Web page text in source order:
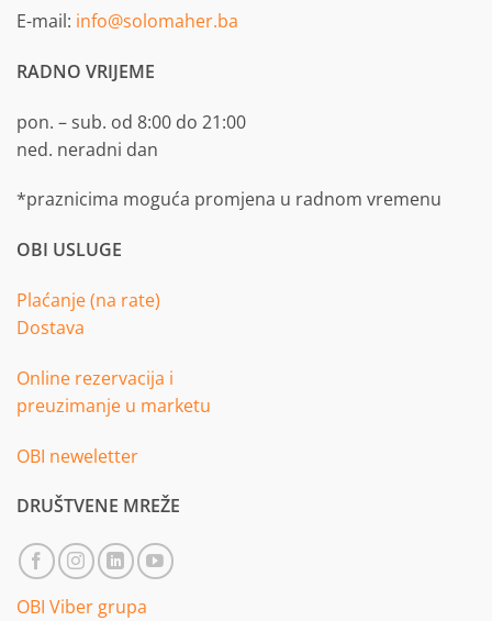
E-mail: info@solomaher.ba
RADNO VRIJEME
pon. – sub. od 8:00 do 21:00
ned. neradni dan
*praznicima moguća promjena u radnom vremenu
OBI USLUGE
Plaćanje (na rate)
Dostava
Online rezervacija i
preuzimanje u marketu
OBI neweletter
DRUŠTVENE MREŽE
OBI Viber grupa